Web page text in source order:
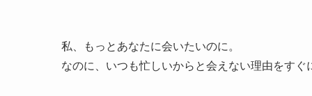
私、もっとあなたに会いたいのに。
なのに、いつも忙しいからと会えない理由をすぐ